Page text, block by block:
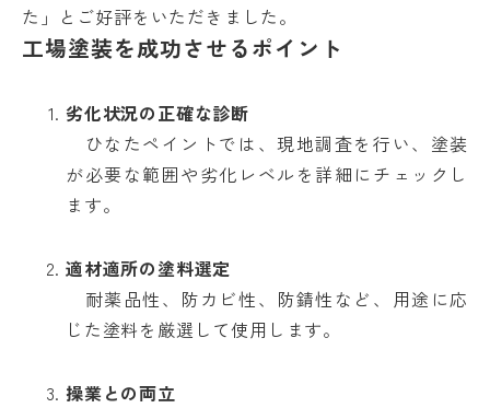
た」とご好評をいただきました。
工場塗装を成功させるポイント
劣化状況の正確な診断
ひなたペイントでは、現地調査を行い、塗装
が必要な範囲や劣化レベルを詳細にチェックし
ます。
適材適所の塗料選定
耐薬品性、防カビ性、防錆性など、用途に応
じた塗料を厳選して使用します。
操業との両立